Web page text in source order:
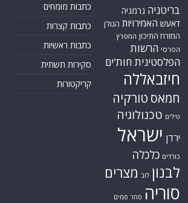
בריטניה גרמניה
דאעש האמירויות הגולן
המזרח התיכון המפרץ
הפרסי הרשות
הפלסטינית חות'ים
חיזבאללה
חמאס טורקיה
טילים טכנולוגיה
ירדן ישראל
כורדים כלכלה
לבנון לוב מצרים
סוריה סחר סמים
כתבות מומחים
כתבות קצרות
כתבות ראשיות
סקירות תשתית
קריקטורות